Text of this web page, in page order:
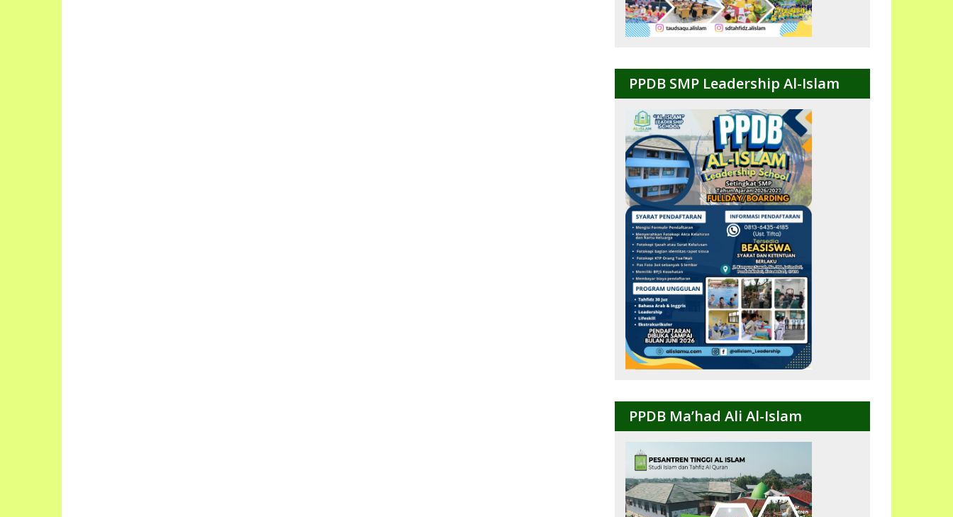
PPDB SMP Leadership Al-Islam
PPDB Ma’had Ali Al-Islam